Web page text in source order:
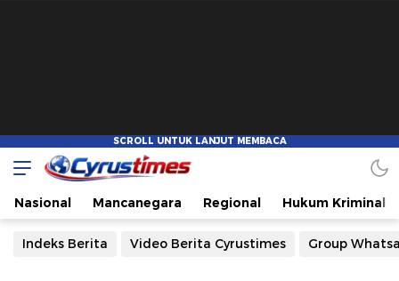
Cyrustimes.com
Cepat Tajam dan Akurat
Nasional Mancanegara Regional Hukum Kriminal
Indeks Berita Video Berita Cyrustimes Group